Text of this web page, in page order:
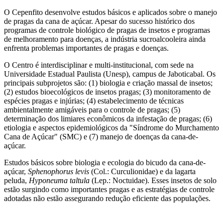
O Cepenfito desenvolve estudos básicos e aplicados sobre o manejo
de pragas da cana de açúcar. Apesar do sucesso histórico dos
programas de controle biológico de pragas de insetos e programas
de melhoramento para doenças, a indústria sucroalcooleira ainda
enfrenta problemas importantes de pragas e doenças.
O Centro é interdisciplinar e multi-institucional, com sede na
Universidade Estadual Paulista (Unesp), campus de Jaboticabal. Os
principais subprojetos são: (1) biologia e criação massal de insetos;
(2) estudos bioecológicos de insetos pragas; (3) monitoramento de
espécies pragas e injúrias; (4) estabelecimento de técnicas
ambientalmente amigáveis para o controle de pragas; (5)
determinação dos limiares econômicos da infestação de pragas; (6)
etiologia e aspectos epidemiológicos da "Síndrome do Murchamento
Cana de Açúcar" (SMC) e (7) manejo de doenças da cana-de-
açúcar.
Estudos básicos sobre biologia e ecologia do bicudo da cana-de-
açúcar, Sphenophorus levis (Col.: Curculionidae) e da lagarta
peluda, Hyponeuma taltula (Lep.: Noctuidae). Esses insetos de solo
estão surgindo como importantes pragas e as estratégias de controle
adotadas não estão assegurando redução eficiente das populações.